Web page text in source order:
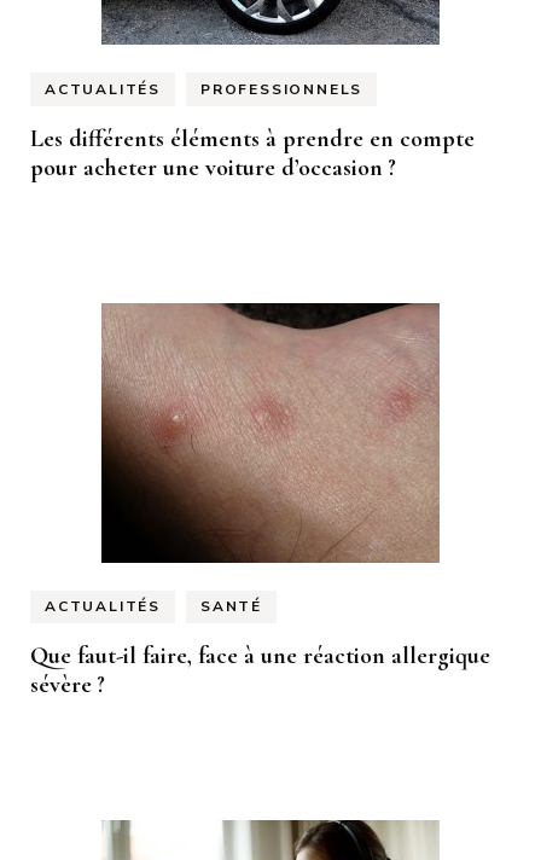
ACTUALITÉS PROFESSIONNELS
Les différents éléments à prendre en compte
pour acheter une voiture d’occasion ?
ACTUALITÉS SANTÉ
Que faut-il faire, face à une réaction allergique
sévère ?